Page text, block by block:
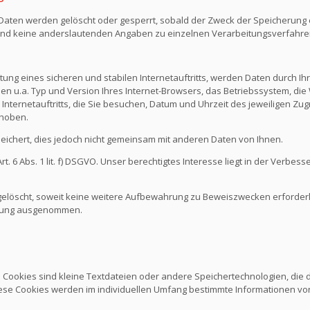
werden gelöscht oder gesperrt, sobald der Zweck der
keine anderslautenden Angaben zu einzelnen
eines sicheren und stabilen Internetauftritts, werden Daten durch
u.a. Typ und Version Ihres Internet-Browsers, das Betriebssystem,
die Sie besuchen, Datum und Uhrzeit des jeweiligen
dies jedoch nicht gemeinsam mit anderen Daten von Ihnen.
6 Abs. 1 lit. f) DSGVO. Unser berechtigtes Interesse liegt in der
soweit keine weitere Aufbewahrung zu Beweiszwecken
ausgenommen.
sind kleine Textdateien oder andere Speichertechnologien,
Cookies werden im individuellen Umfang bestimmte Informationen